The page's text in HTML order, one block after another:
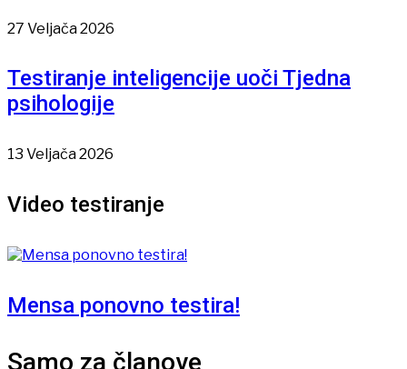
27 Veljača 2026
Testiranje inteligencije uoči Tjedna
psihologije
13 Veljača 2026
Video testiranje
Mensa ponovno testira!
Samo za članove